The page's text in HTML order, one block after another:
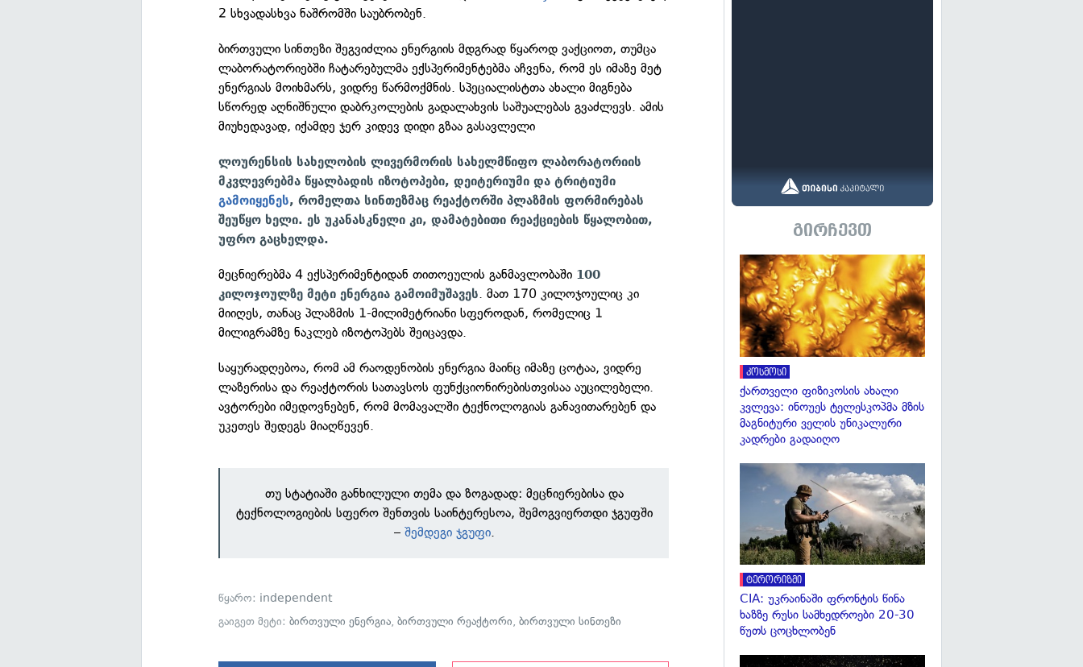
2 სხვადასხვა ნაშრომში საუბრობენ.
ბირთვული სინთეზი შეგვიძლია ენერგიის მდგრად წყაროდ ვაქციოთ, თუმცა
ლაბორატორიებში ჩატარებულმა ექსპერიმენტებმა აჩვენა, რომ ეს იმაზე მეტ
ენერგიას მოიხმარს, ვიდრე წარმოქმნის. სპეციალისტთა ახალი მიგნება
სწორედ აღნიშნული დაბრკოლების გადალახვის საშუალებას გვაძლევს. ამის
მიუხედავად, იქამდე ჯერ კიდევ დიდი გზაა გასავლელი
ლოურენსის სახელობის ლივერმორის სახელმწიფო ლაბორატორიის
მკვლევრებმა წყალბადის იზოტოპები, დეიტერიუმი და ტრიტიუმი
გამოიყენეს, რომელთა სინთეზმაც რეაქტორში პლაზმის ფორმირებას
შეუწყო ხელი. ეს უკანასკნელი კი, დამატებითი რეაქციების წყალობით,
უფრო გაცხელდა.
მეცნიერებმა 4 ექსპერიმენტიდან თითოეულის განმავლობაში 100
კილოჯოულზე მეტი ენერგია გამოიმუშავეს. მათ 170 კილოჯოულიც კი
მიიღეს, თანაც პლაზმის 1-მილიმეტრიანი სფეროდან, რომელიც 1
მილიგრამზე ნაკლებ იზოტოპებს შეიცავდა.
საყურადღებოა, რომ ამ რაოდენობის ენერგია მაინც იმაზე ცოტაა, ვიდრე
ლაზერისა და რეაქტორის სათავსოს ფუნქციონირებისთვისაა აუცილებელი.
ავტორები იმედოვნებენ, რომ მომავალში ტექნოლოგიას განავითარებენ და
უკეთეს შედეგს მიაღწევენ.
თუ სტატიაში განხილული თემა და ზოგადად: მეცნიერებისა და
ტექნოლოგიების სფერო შენთვის საინტერესოა, შემოგვიერთდი ჯგუფში
–შემდეგი ჯგუფი.
წყარო: independent
გაიგეთ მეტი:ბირთვული ენერგია,ბირთვული რეაქტორი,ბირთვული სინთეზი
გირჩევთ
კოსმოსი
ქართველი ფიზიკოსის ახალი
კვლევა: ინოუეს ტელესკოპმა მზის
მაგნიტური ველის უნიკალური
კადრები გადაიღო
ტერორიზმი
CIA: უკრაინაში ფრონტის წინა
ხაზზე რუსი სამხედროები 20-30
წუთს ცოცხლობენ